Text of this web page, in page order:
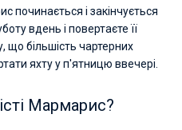
починається і закінчується
вдень і повертаєте її
що більшість чартерних
яхту у п'ятницю ввечері.
Мармарис?